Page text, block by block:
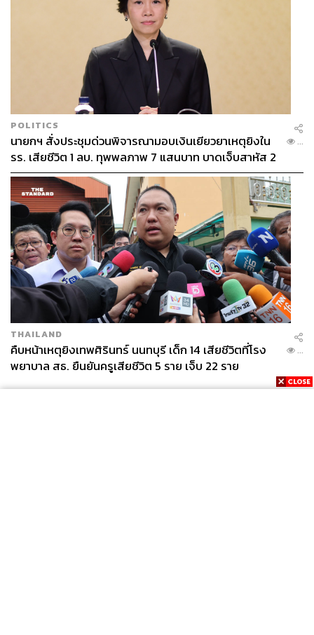
POLITICS
นายกฯ สั่งประชุมด่วนพิจารณามอบเงินเยียวยาเหตุยิงใน
รร. เสียชีวิต 1 ลบ. ทุพพลภาพ 7 แสนบาท บาดเจ็บสาหัส 2
แสนบาท บาดเจ็บเล็กน้อย 1 แสนบาท
...
THAILAND
คืบหน้าเหตุยิงเทพศิรินทร์ นนทบุรี เด็ก 14 เสียชีวิตที่โรง
พยาบาล สธ. ยืนยันครูเสียชีวิต 5 ราย เจ็บ 22 ราย
...